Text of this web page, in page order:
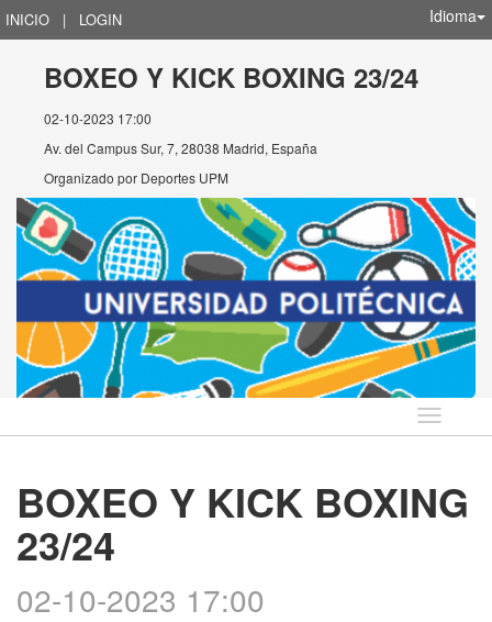
INICIO | LOGIN Idioma
BOXEO Y KICK BOXING 23/24
02-10-2023 17:00
Av. del Campus Sur, 7, 28038 Madrid, España
Organizado por Deportes UPM
Idioma
BOXEO Y KICK BOXING
23/24
02-10-2023 17:00